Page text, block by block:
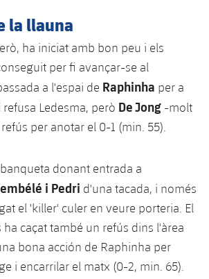
general
cadira de rodes
la llauna
ha iniciat amb bon peu i els
per fi avançar-se al
a l'espai de Raphinha per a
refusa Ledesma, però De Jong -molt
per anotar el 0-1 (min. 55).
donant entrada a
i Pedri d'una tacada, i només
el 'killer' culer en veure porteria. El
caçat també un refús dins l'àrea
bona acción de Raphinha per
i encarrilar el matx (0-2, min. 65).